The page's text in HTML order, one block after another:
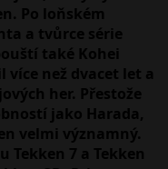
Po loňském
a tvůrce série
také Kohei
více než dvacet let a
her. Přestože
jako Harada,
velmi významný.
Tekken 7 a Tekken